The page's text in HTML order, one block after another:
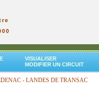
VISUALISER
MODIFIER UN CIRCUIT
- LANDES DE TRANSAC